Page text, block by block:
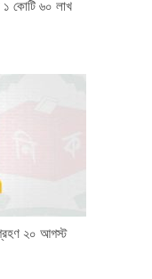
১ কোটি ৬০ লাখ
গ্রহণ ২০ আগস্ট